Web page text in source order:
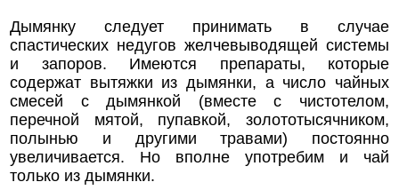
Дымянку следует принимать в случае
спастических недугов желчевыводящей системы
и запоров. Имеются препараты, которые
содержат вытяжки из дымянки, а число чайных
смесей с дымянкой (вместе с чистотелом,
перечной мятой, пупавкой, золототысячником,
полынью и другими травами) постоянно
увеличивается. Но вполне употребим и чай
только из дымянки.